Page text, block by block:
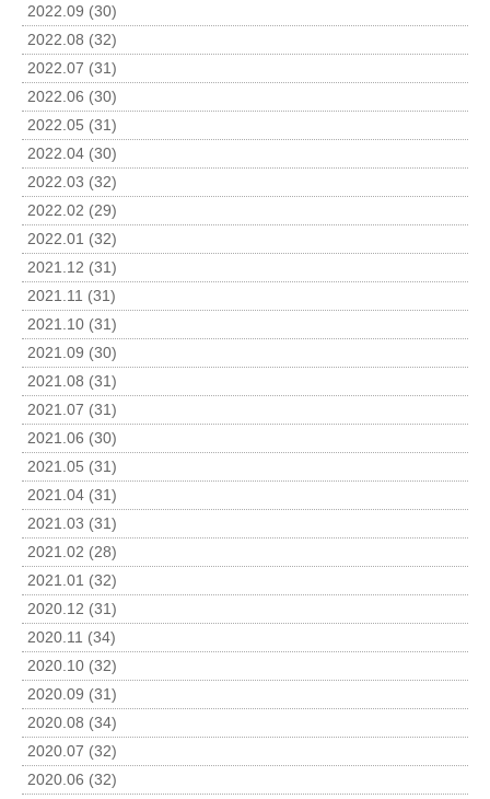
2022.09 (30)
2022.08 (32)
2022.07 (31)
2022.06 (30)
2022.05 (31)
2022.04 (30)
2022.03 (32)
2022.02 (29)
2022.01 (32)
2021.12 (31)
2021.11 (31)
2021.10 (31)
2021.09 (30)
2021.08 (31)
2021.07 (31)
2021.06 (30)
2021.05 (31)
2021.04 (31)
2021.03 (31)
2021.02 (28)
2021.01 (32)
2020.12 (31)
2020.11 (34)
2020.10 (32)
2020.09 (31)
2020.08 (34)
2020.07 (32)
2020.06 (32)